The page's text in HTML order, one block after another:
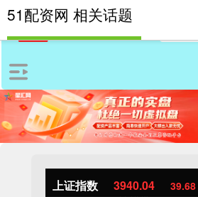
上证指数 3940.04 39.68
51配资网 相关话题